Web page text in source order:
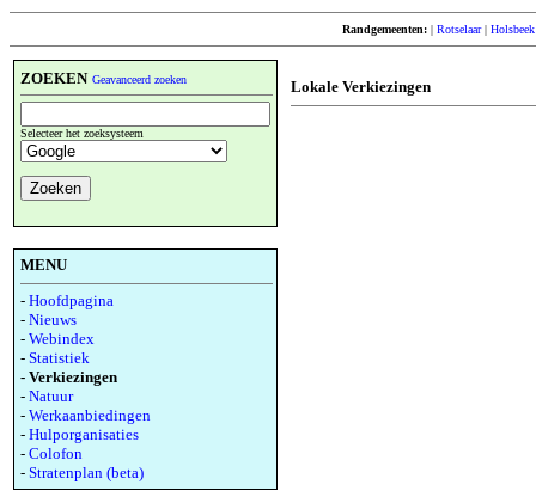
Randgemeenten: | Rotselaar| Holsbeek
ZOEKEN Geavanceerd zoeken
Selecteer het zoeksysteem
MENU
- Hoofdpagina
- Nieuws
- Webindex
- Statistiek
- Verkiezingen
- Natuur
- Werkaanbiedingen
- Hulporganisaties
- Colofon
- Stratenplan (beta)
Lokale Verkiezingen